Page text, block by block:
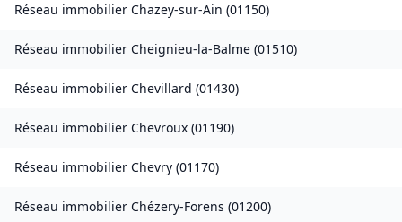
Réseau immobilier Chazey-sur-Ain (01150)
Réseau immobilier Cheignieu-la-Balme (01510)
Réseau immobilier Chevillard (01430)
Réseau immobilier Chevroux (01190)
Réseau immobilier Chevry (01170)
Réseau immobilier Chézery-Forens (01200)